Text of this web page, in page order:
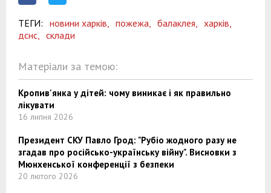
ТЕГИ: новини харків, пожежа, балаклея,
харків,
дснс,
склади
Матеріали за темою:
Кропив'янка у дітей: чому виникає і як правильно
лікувати
16 липня 2026
Президент СКУ Павло Грод: "Рубіо жодного разу не
згадав про російсько-українську війну". Висновки з
Мюнхенської конференції з безпеки
20 лютого 2026